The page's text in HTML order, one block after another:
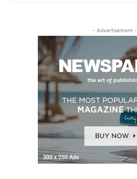
- Advertisement -